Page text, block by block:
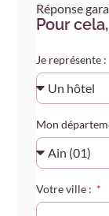
Réponse
Pour
Je représente :
Mon
Votre ville :